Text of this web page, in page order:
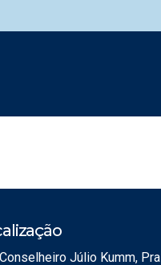
Júlio Kumm,